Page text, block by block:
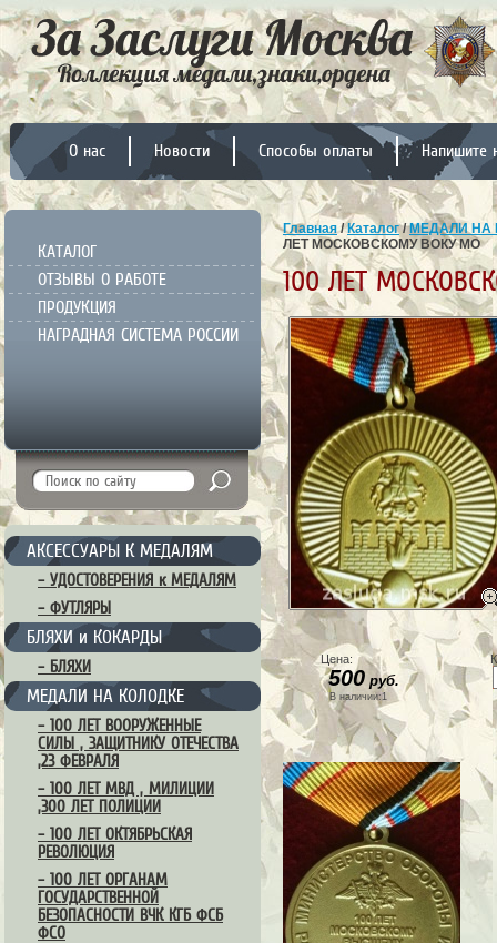
О нас Новости Способы оплаты Напишите
КАТАЛОГ
ОТЗЫВЫ О РАБОТЕ
ПРОДУКЦИЯ
НАГРАДНАЯ СИСТЕМА РОССИИ
АКСЕССУАРЫ К МЕДАЛЯМ
– УДОСТОВЕРЕНИЯ к МЕДАЛЯМ
– ФУТЛЯРЫ
БЛЯХИ и КОКАРДЫ
– БЛЯХИ
МЕДАЛИ НА КОЛОДКЕ
– 100 ЛЕТ ВООРУЖЕННЫЕ
СИЛЫ , ЗАЩИТНИКУ ОТЕЧЕСТВА
,23 ФЕВРАЛЯ
– 100 ЛЕТ МВД , МИЛИЦИИ
,300 ЛЕТ ПОЛИЦИИ
– 100 ЛЕТ ОКТЯБРЬСКАЯ
РЕВОЛЮЦИЯ
– 100 ЛЕТ ОРГАНАМ
ГОСУДАРСТВЕННОЙ
БЕЗОПАСНОСТИ ВЧК КГБ ФСБ
ФСО
Главная/Каталог/МЕДАЛИ НА
ЛЕТ МОСКОВСКОМУ ВОКУ МО
100 ЛЕТ
Цена:
500 руб.
В наличии:1